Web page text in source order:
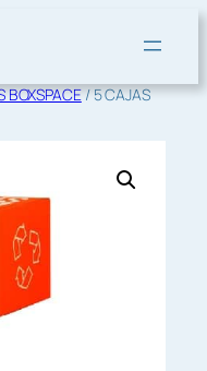
BOXSPACE/ 5 CAJAS